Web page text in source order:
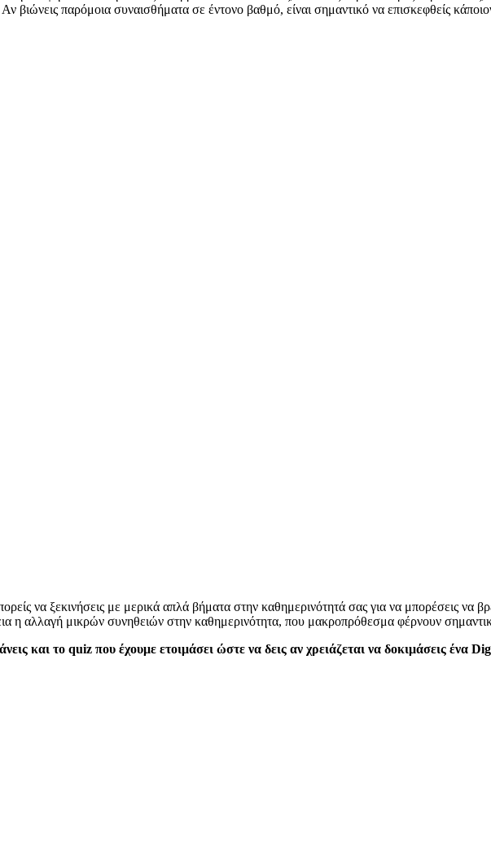
βιώνεις παρόμοια συναισθήματα σε έντονο βαθμό, είναι σημαντικό να επισκεφθείς
να ξεκινήσεις με μερικά απλά βήματα στην καθημερινότητά σας για να μπορέσεις να
η αλλαγή μικρών συνηθειών στην καθημερινότητα, που μακροπρόθεσμα φέρνουν
και το quiz που έχουμε ετοιμάσει ώστε να δεις αν χρειάζεται να δοκιμάσεις ένα